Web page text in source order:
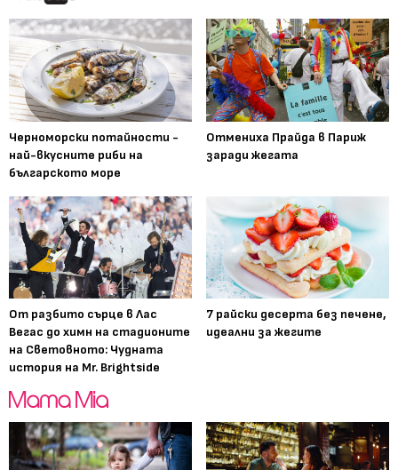
Черноморски потайности -
най-вкусните риби на
българското море
Отмениха Прайда в Париж
заради жегата
От разбито сърце в Лас
Вегас до химн на стадионите
на Световното: Чудната
история на Mr. Brightside
7 райски десерта без печене,
идеални за жегите